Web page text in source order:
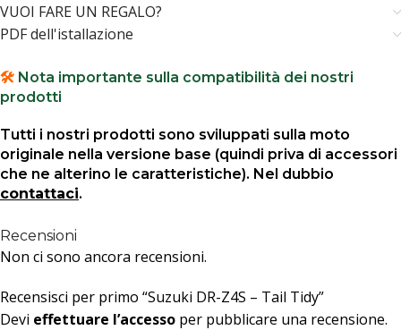
VUOI FARE UN REGALO?
PDF dell'istallazione
🛠️ Nota importante sulla compatibilità dei nostri
prodotti
Tutti i nostri prodotti sono sviluppati sulla moto
originale nella versione base (quindi priva di accessori
che ne alterino le caratteristiche). Nel dubbio
contattaci.
Recensioni
Non ci sono ancora recensioni.
Recensisci per primo “Suzuki DR-Z4S – Tail Tidy”
Devi effettuare l’accesso per pubblicare una recensione.